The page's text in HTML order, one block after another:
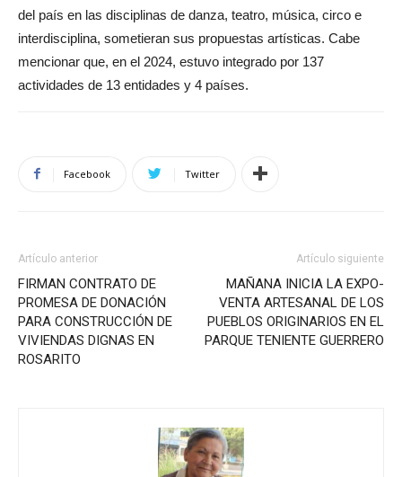
del país en las disciplinas de danza, teatro, música, circo e
interdisciplina, sometieran sus propuestas artísticas. Cabe
mencionar que, en el 2024, estuvo integrado por 137
actividades de 13 entidades y 4 países.
Facebook Twitter
Artículo anterior
FIRMAN CONTRATO DE
PROMESA DE DONACIÓN
PARA CONSTRUCCIÓN DE
VIVIENDAS DIGNAS EN
ROSARITO
Artículo siguiente
MAÑANA INICIA LA EXPO-
VENTA ARTESANAL DE LOS
PUEBLOS ORIGINARIOS EN EL
PARQUE TENIENTE GUERRERO